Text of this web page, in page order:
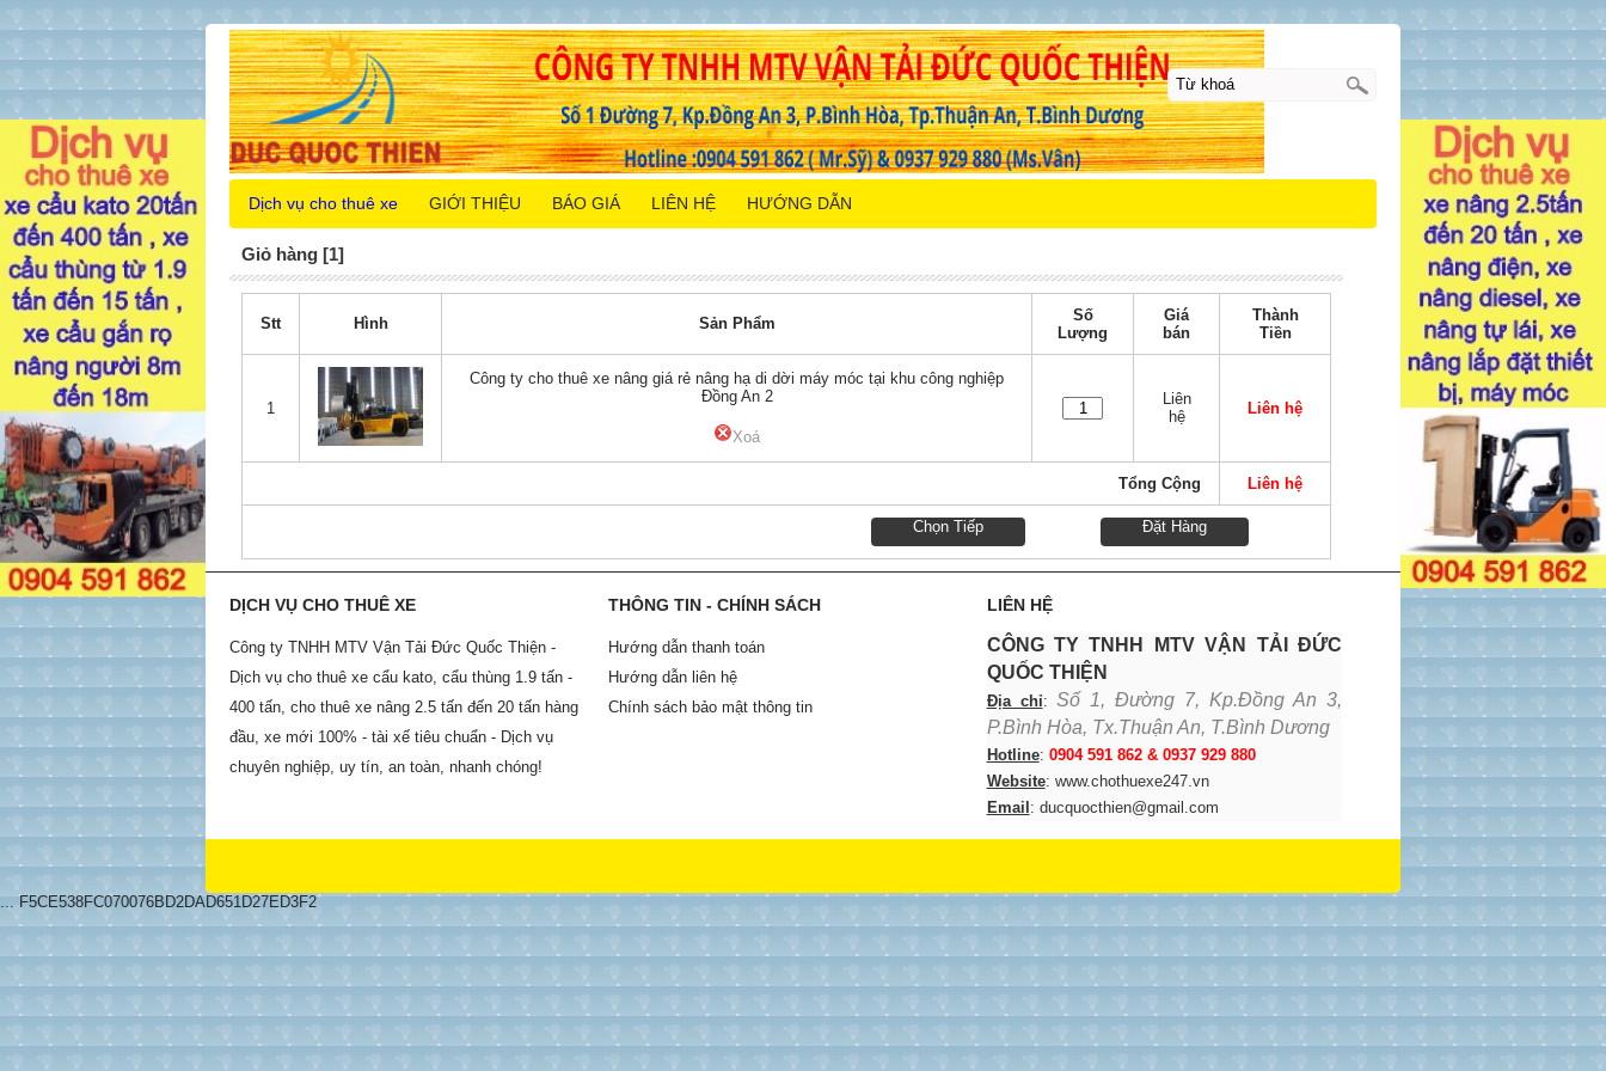
Giỏ hàng [1]
Stt Hình Sản Phẩm
Số
Lượng
Giá
bán
Thành
Tiền
1
Công ty cho thuê xe nâng giá rẻ nâng hạ di dời máy móc tại khu công nghiệp
Đồng An 2
Xoá
Liên
hệ
Liên hệ
Tổng Cộng Liên hệ
Đặt Hàng
Chọn Tiếp
Dịch vụ cho thuê xe GIỚI THIỆU BÁO GIÁ LIÊN HỆ HƯỚNG DẪN
DỊCH VỤ CHO THUÊ XE
Công ty TNHH MTV Vận Tải Đức Quốc Thiện -
Dịch vụ cho thuê xe cẩu kato, cẩu thùng 1.9 tấn -
400 tấn, cho thuê xe nâng 2.5 tấn đến 20 tấn hàng
đầu, xe mới 100% - tài xế tiêu chuẩn - Dịch vụ
chuyên nghiệp, uy tín, an toàn, nhanh chóng!
THÔNG TIN - CHÍNH SÁCH
Hướng dẫn thanh toán
Hướng dẫn liên hệ
Chính sách bảo mật thông tin
LIÊN HỆ
CÔNG TY TNHH MTV VẬN TẢI ĐỨC
QUỐC THIỆN
Địa chỉ:Số 1, Đường 7, Kp.Đồng An 3,
P.Bình Hòa, Tx.Thuận An, T.Bình Dương
Hotline: 0904 591 862 & 0937 929 880
Website: www.chothuexe247.vn
Email : ducquocthien@gmail.com
...F5CE538FC070076BD2DAD651D27ED3F2